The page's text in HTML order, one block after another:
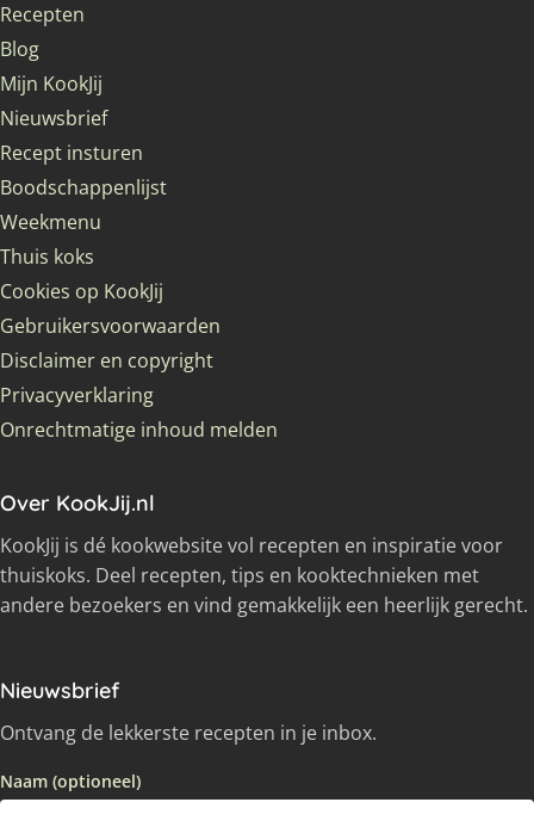
Recepten
Blog
Mijn KookJij
Nieuwsbrief
Recept insturen
Boodschappenlijst
Weekmenu
Thuis koks
Cookies op KookJij
Gebruikersvoorwaarden
Disclaimer en copyright
Privacyverklaring
Onrechtmatige inhoud melden
Over KookJij.nl
KookJij is dé kookwebsite vol recepten en inspiratie voor
thuiskoks. Deel recepten, tips en kooktechnieken met
andere bezoekers en vind gemakkelijk een heerlijk gerecht.
Nieuwsbrief
Ontvang de lekkerste recepten in je inbox.
Naam (optioneel)